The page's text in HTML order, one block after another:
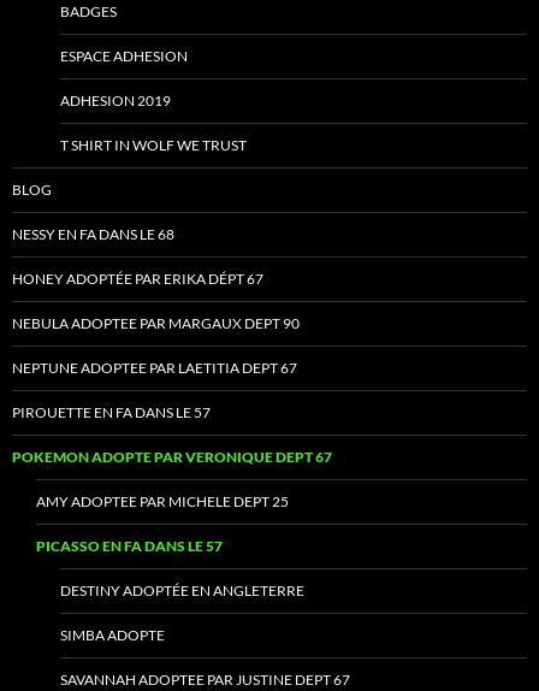
BADGES
ESPACE ADHESION
ADHESION 2019
T SHIRT IN WOLF WE TRUST
BLOG
NESSY EN FA DANS LE 68
HONEY ADOPTÉE PAR ERIKA DÉPT 67
NEBULA ADOPTEE PAR MARGAUX DEPT 90
NEPTUNE ADOPTEE PAR LAETITIA DEPT 67
PIROUETTE EN FA DANS LE 57
POKEMON ADOPTE PAR VERONIQUE DEPT 67
AMY ADOPTEE PAR MICHELE DEPT 25
PICASSO EN FA DANS LE 57
DESTINY ADOPTÉE EN ANGLETERRE
SIMBA ADOPTE
SAVANNAH ADOPTEE PAR JUSTINE DEPT 67